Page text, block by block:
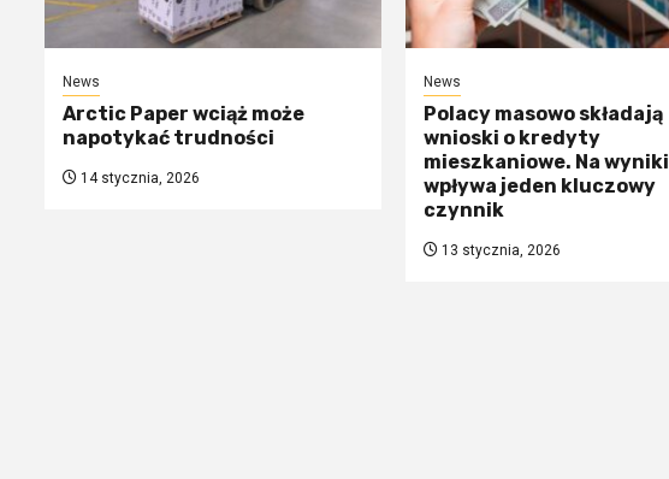
News
Arctic Paper wciąż może
napotykać trudności
14 stycznia, 2026
News
Polacy masowo składają
wnioski o kredyty
mieszkaniowe. Na wyniki
wpływa jeden kluczowy
czynnik
13 stycznia, 2026